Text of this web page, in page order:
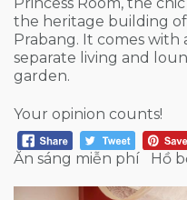
the heritage building
Prabang. It comes with
separate living and
garden.
Your opinion counts!
Ăn sáng miễn phí Hồ